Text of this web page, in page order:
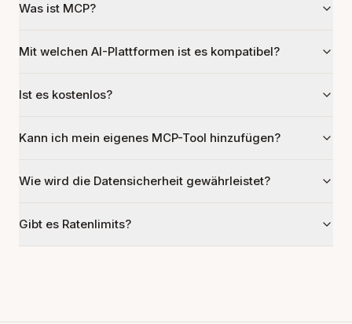
Was ist MCP?
Mit welchen AI-Plattformen ist es kompatibel?
Ist es kostenlos?
Kann ich mein eigenes MCP-Tool hinzufügen?
Wie wird die Datensicherheit gewährleistet?
Gibt es Ratenlimits?